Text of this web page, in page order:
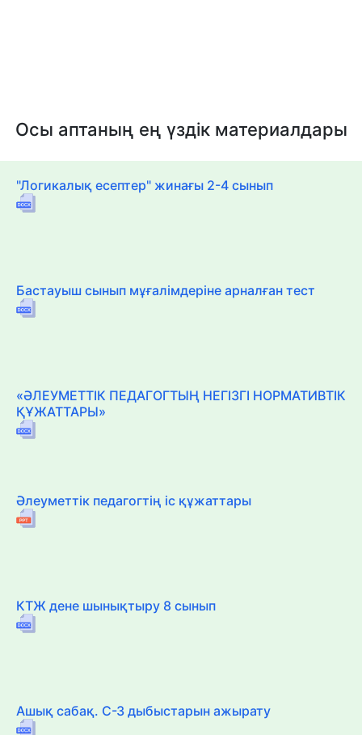
Осы аптаның ең үздік материалдары
"Логикалық есептер" жинағы 2-4 сынып
Бастауыш сынып мұғалімдеріне арналған тест
«ӘЛЕУМЕТТІК ПЕДАГОГТЫҢ НЕГІЗГІ НОРМАТИВТІК
ҚҰЖАТТАРЫ»
Әлеуметтік педагогтің іс құжаттары
КТЖ дене шынықтыру 8 сынып
Ашық сабақ. С-З дыбыстарын ажырату